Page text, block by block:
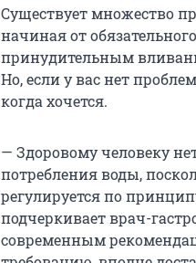
Существует множество
начиная от
принудительным
Но, если у вас нет
когда хочется.
— Здоровому человеку
потребления воды,
регулируется по
подчеркивает врач-
современным